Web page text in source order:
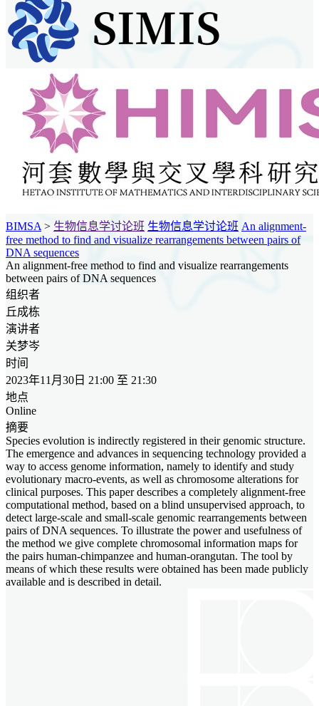
BIMSA > 生物信息学讨论班 生物信息学讨论班 An alignment-
free method to find and visualize rearrangements between pairs of
DNA sequences
An alignment-free method to find and visualize rearrangements
between pairs of DNA sequences
组织者
丘成栋
演讲者
关梦岑
时间
2023年11月30日 21:00 至 21:30
地点
Online
摘要
Species evolution is indirectly registered in their genomic structure.
The emergence and advances in sequencing technology provided a
way to access genome information, namely to identify and study
evolutionary macro-events, as well as chromosome alterations for
clinical purposes. This paper describes a completely alignment-free
computational method, based on a blind unsupervised approach, to
detect large-scale and small-scale genomic rearrangements between
pairs of DNA sequences. To illustrate the power and usefulness of
the method we give complete chromosomal information maps for
the pairs human-chimpanzee and human-orangutan. The tool by
means of which these results were obtained has been made publicly
available and is described in detail.